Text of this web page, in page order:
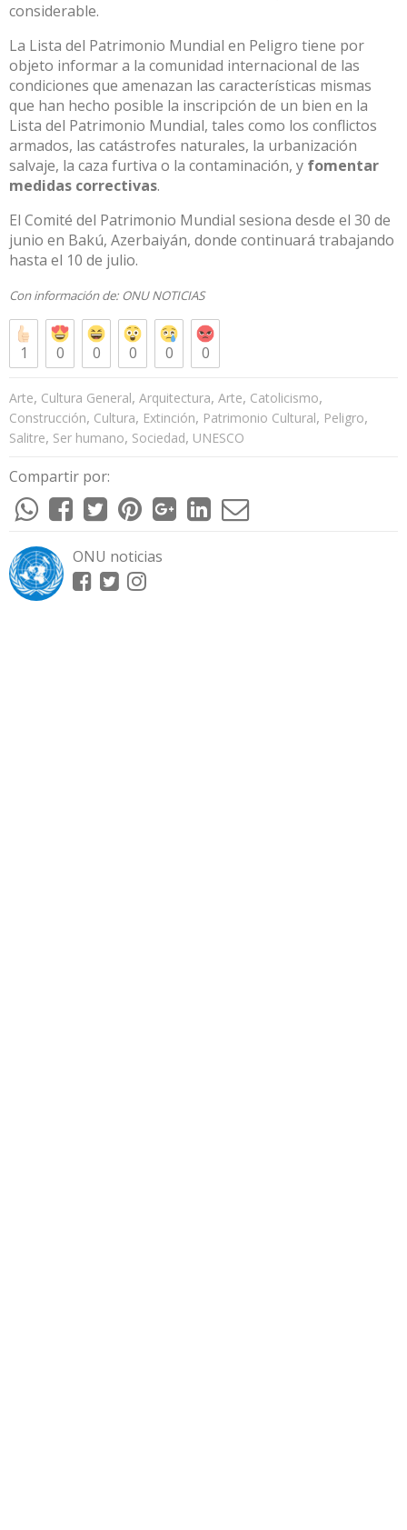
considerable.
La Lista del Patrimonio Mundial en Peligro tiene por
objeto informar a la comunidad internacional de las
condiciones que amenazan las características mismas
que han hecho posible la inscripción de un bien en la
Lista del Patrimonio Mundial, tales como los conflictos
armados, las catástrofes naturales, la urbanización
salvaje, la caza furtiva o la contaminación, y fomentar
medidas correctivas.
El Comité del Patrimonio Mundial sesiona desde el 30 de
junio en Bakú, Azerbaiyán, donde continuará trabajando
hasta el 10 de julio.
Con información de: ONU NOTICIAS
1 0 0 0 0 0
Arte, Cultura General, Arquitectura, Arte, Catolicismo,
Construcción, Cultura, Extinción, Patrimonio Cultural, Peligro,
Salitre, Ser humano, Sociedad, UNESCO
Compartir por:
ONU noticias